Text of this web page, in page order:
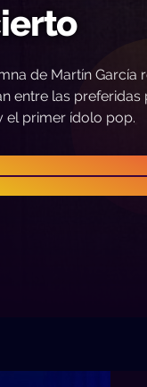
de Martín
entre las
el primer ídolo pop.